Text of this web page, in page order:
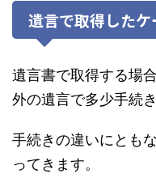
遺言で取得したケ
遺言書で取得する場
外の遺言で多少手続
手続きの違いにとも
ってきます。